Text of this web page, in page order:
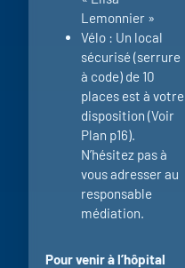
Lemonnier »
Vélo : Un local
sécurisé (serrure
à code) de 10
places est à votre
disposition (Voir
Plan p16).
N’hésitez pas à
vous adresser au
responsable
médiation.
Pour venir à l’hôpital